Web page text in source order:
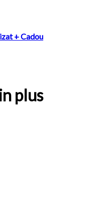
+ Cadou
plus